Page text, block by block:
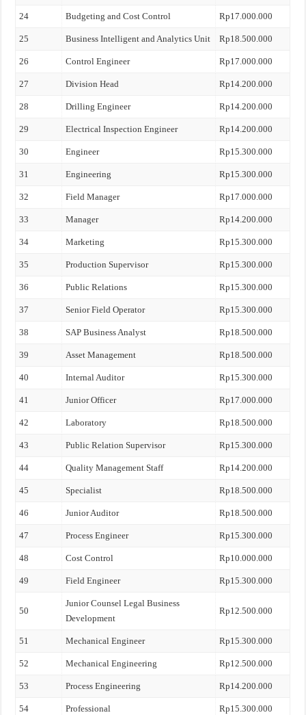
24 Budgeting and Cost Control Rp17.000.000
25 Business Intelligent and Analytics Unit Rp18.500.000
26 Control Engineer Rp17.000.000
27 Division Head Rp14.200.000
28 Drilling Engineer Rp14.200.000
29 Electrical Inspection Engineer Rp14.200.000
30 Engineer Rp15.300.000
31 Engineering Rp15.300.000
32 Field Manager Rp17.000.000
33 Manager Rp14.200.000
34 Marketing Rp15.300.000
35 Production Supervisor Rp15.300.000
36 Public Relations Rp15.300.000
37 Senior Field Operator Rp15.300.000
38 SAP Business Analyst Rp18.500.000
39 Asset Management Rp18.500.000
40 Internal Auditor Rp15.300.000
41 Junior Officer Rp17.000.000
42 Laboratory Rp18.500.000
43 Public Relation Supervisor Rp15.300.000
44 Quality Management Staff Rp14.200.000
45 Specialist Rp18.500.000
46 Junior Auditor Rp18.500.000
47 Process Engineer Rp15.300.000
48 Cost Control Rp10.000.000
49 Field Engineer Rp15.300.000
50
Junior Counsel Legal Business
Development
Rp12.500.000
51 Mechanical Engineer Rp15.300.000
52 Mechanical Engineering Rp12.500.000
53 Process Engineering Rp14.200.000
54 Professional Rp15.300.000